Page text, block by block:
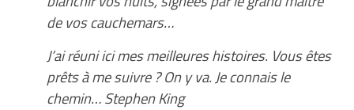
de vos cauchemars…
J’ai réuni ici mes meilleures histoires. Vous êtes
prêts à me suivre ? On y va. Je connais le
chemin… Stephen King